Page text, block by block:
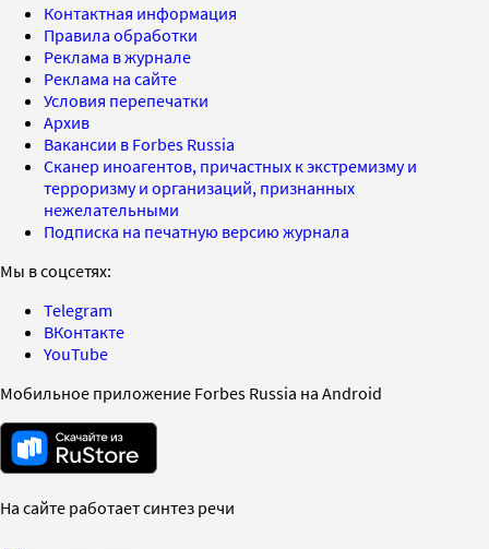
Контактная информация
Правила обработки
Реклама в журнале
Реклама на сайте
Условия перепечатки
Архив
Вакансии в Forbes Russia
Сканер иноагентов, причастных к экстремизму и
терроризму и организаций, признанных
нежелательными
Подписка на печатную версию журнала
Мы в соцсетях:
Telegram
ВКонтакте
YouTube
Мобильное приложение Forbes Russia на Android
На сайте работает синтез речи